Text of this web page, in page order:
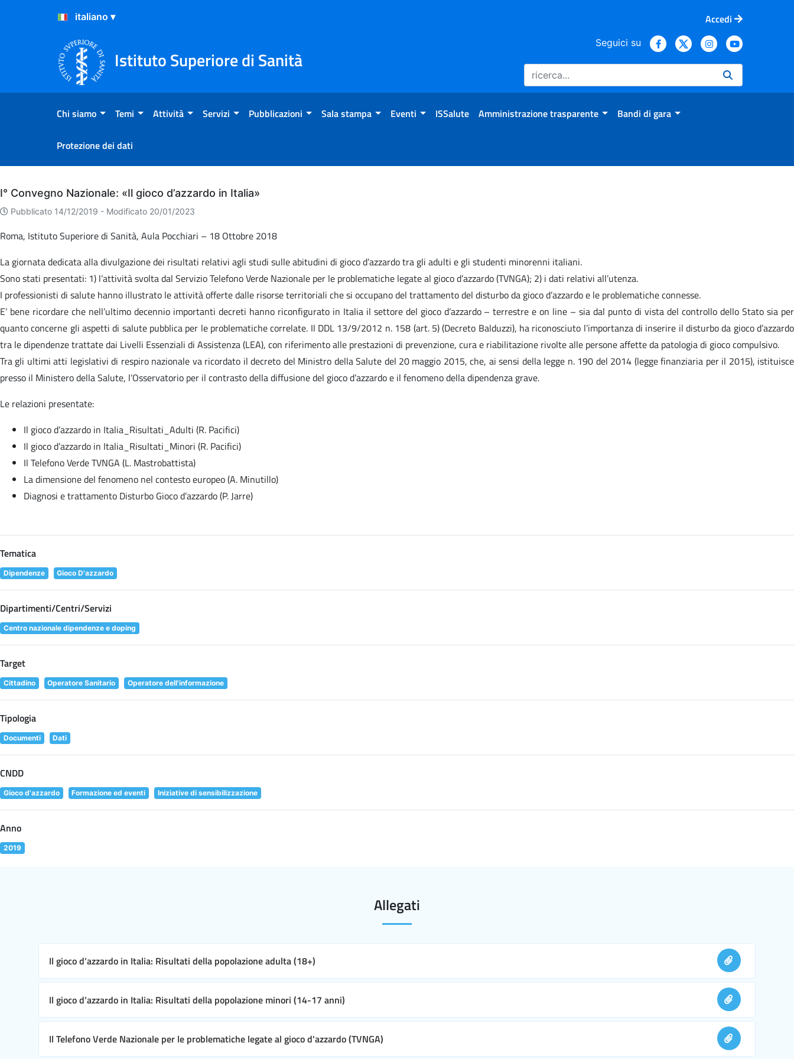
Salta al Contenuto
Salta al Footer
Accedi
Istituto Superiore di Sanità
Seguici su
Chi siamo Temi Attività Servizi Pubblicazioni Sala stampa Eventi ISSalute Amministrazione trasparente Bandi di gara
Protezione dei dati
Archivio
I° Convegno Nazionale: «Il gioco d’azzardo in Italia»
Pubblicato 14/12/2019 - Modificato 20/01/2023
Roma, Istituto Superiore di Sanità, Aula Pocchiari – 18 Ottobre 2018
La giornata dedicata alla divulgazione dei risultati relativi agli studi sulle abitudini di gioco d’azzardo tra gli adulti e gli studenti minorenni italiani.
Sono stati presentati: 1) l’attività svolta dal Servizio Telefono Verde Nazionale per le problematiche legate al gioco d’azzardo (TVNGA); 2) i dati relativi all’utenza.
I professionisti di salute hanno illustrato le attività offerte dalle risorse territoriali che si occupano del trattamento del disturbo da gioco d’azzardo e le problematiche connesse.
E’ bene ricordare che nell’ultimo decennio importanti decreti hanno riconfigurato in Italia il settore del gioco d’azzardo – terrestre e on line – sia dal punto di vista del controllo dello Stato sia per
quanto concerne gli aspetti di salute pubblica per le problematiche correlate. Il DDL 13/9/2012 n. 158 (art. 5) (Decreto Balduzzi), ha riconosciuto l’importanza di inserire il disturbo da gioco d’azzardo
tra le dipendenze trattate dai Livelli Essenziali di Assistenza (LEA), con riferimento alle prestazioni di prevenzione, cura e riabilitazione rivolte alle persone affette da patologia di gioco compulsivo.
Tra gli ultimi atti legislativi di respiro nazionale va ricordato il decreto del Ministro della Salute del 20 maggio 2015, che, ai sensi della legge n. 190 del 2014 (legge finanziaria per il 2015), istituisce
presso il Ministero della Salute, l’Osservatorio per il contrasto della diffusione del gioco d’azzardo e il fenomeno della dipendenza grave.
Le relazioni presentate:
Il gioco d’azzardo in Italia_Risultati_Adulti (R. Pacifici)
Il gioco d’azzardo in Italia_Risultati_Minori (R. Pacifici)
Il Telefono Verde TVNGA (L. Mastrobattista)
La dimensione del fenomeno nel contesto europeo (A. Minutillo)
Diagnosi e trattamento Disturbo Gioco d’azzardo (P. Jarre)
Tematica
Dipendenze Gioco D'azzardo
Dipartimenti/Centri/Servizi
Centro nazionale dipendenze e doping
Target
Cittadino Operatore Sanitario Operatore dell'informazione
Tipologia
Documenti Dati
CNDD
Gioco d'azzardo Formazione ed eventi Iniziative di sensibilizzazione
Anno
2019
Allegati
Il gioco d’azzardo in Italia: Risultati della popolazione adulta (18+)
Il gioco d’azzardo in Italia: Risultati della popolazione minori (14-17 anni)
Il Telefono Verde Nazionale per le problematiche legate al gioco d'azzardo (TVNGA)